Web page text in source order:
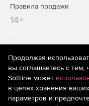
Правила продажи
14+
На информационном
рекомендательные
предоставления
систематизации и
предпочтениям
находящихся на
Продолжая
вы соглашаетесь с тем,
Softline может
в целях хранения
параметров и